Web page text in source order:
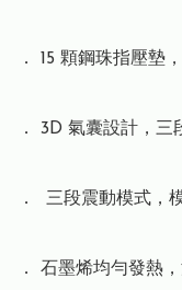
． 15 顆鋼珠指壓墊
． 3D 氣囊設計，
．  三段震動模式，
． 石墨烯均勻發熱